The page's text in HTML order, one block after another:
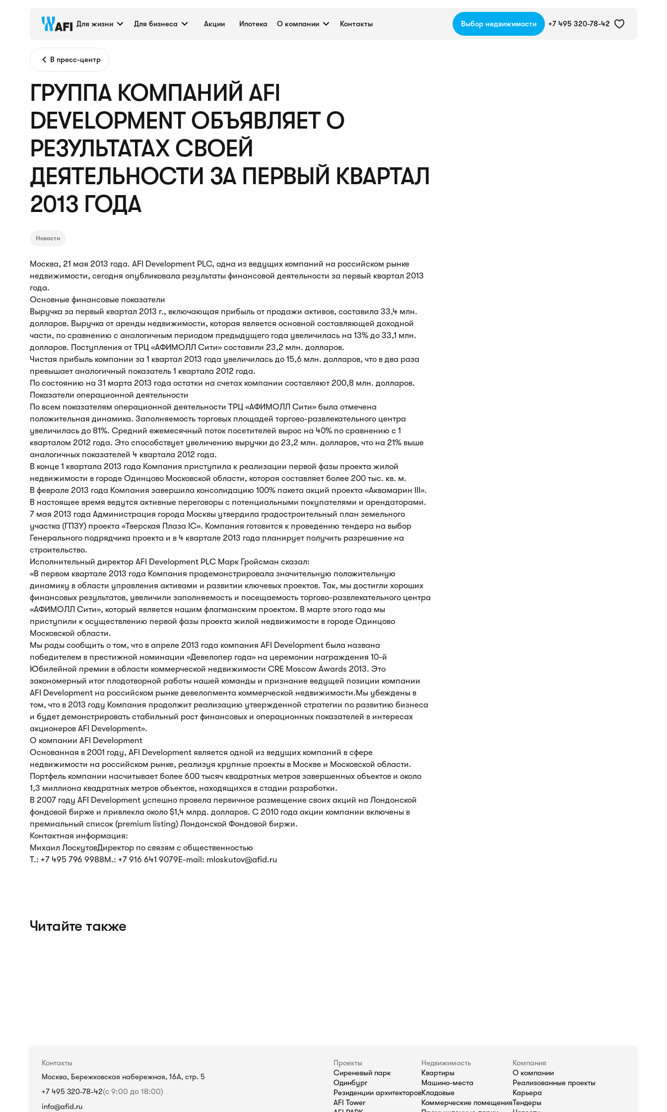
Для жизни Для бизнеса Акции Ипотека О компании Контакты Выбор недвижимости +7 495 320-78-42
В пресс-центр
ГРУППА КОМПАНИЙ AFI
DEVELOPMENT ОБЪЯВЛЯЕТ О
РЕЗУЛЬТАТАХ СВОЕЙ
ДЕЯТЕЛЬНОСТИ ЗА ПЕРВЫЙ КВАРТАЛ
2013 ГОДА
Новости
Москва, 21 мая 2013 года. AFI Development PLC, одна из ведущих компаний на российском рынке
недвижимости, сегодня опубликовала результаты финансовой деятельности за первый квартал 2013
года.
Основные финансовые показатели
Выручка за первый квартал 2013 г., включающая прибыль от продажи активов, составила 33,4 млн.
долларов. Выручка от аренды недвижимости, которая является основной составляющей доходной
части, по сравнению с аналогичным периодом предыдущего года увеличилась на 13% до 33,1 млн.
долларов. Поступления от ТРЦ «АФИМОЛЛ Сити» составили 23,2 млн. долларов.
Чистая прибыль компании за 1 квартал 2013 года увеличилась до 15,6 млн. долларов, что в два раза
превышает аналогичный показатель 1 квартала 2012 года.
По состоянию на 31 марта 2013 года остатки на счетах компании составляют 200,8 млн. долларов.
Показатели операционной деятельности
По всем показателям операционной деятельности ТРЦ «АФИМОЛЛ Сити» была отмечена
положительная динамика. Заполняемость торговых площадей торгово-развлекательного центра
увеличилась до 81%. Средний ежемесячный поток посетителей вырос на 40% по сравнению с 1
кварталом 2012 года. Это способствует увеличению выручки до 23,2 млн. долларов, что на 21% выше
аналогичных показателей 4 квартала 2012 года.
В конце 1 квартала 2013 года Компания приступила к реализации первой фазы проекта жилой
недвижимости в городе Одинцово Московской области, которая составляет более 200 тыс. кв. м.
В феврале 2013 года Компания завершила консолидацию 100% пакета акций проекта «Аквамарин III».
В настоящее время ведутся активные переговоры с потенциальными покупателями и арендаторами.
7 мая 2013 года Администрация города Москвы утвердила градостроительный план земельного
участка (ГПЗУ) проекта «Тверская Плаза IC». Компания готовится к проведению тендера на выбор
Генерального подрядчика проекта и в 4 квартале 2013 года планирует получить разрешение на
строительство.
Исполнительный директор AFI Development PLC Марк Гройсман сказал:
«В первом квартале 2013 года Компания продемонстрировала значительную положительную
динамику в области управления активами и развитии ключевых проектов. Так, мы достигли хороших
финансовых результатов, увеличили заполняемость и посещаемость торгово-развлекательного центра
«АФИМОЛЛ Сити», который является нашим флагманским проектом. В марте этого года мы
приступили к осуществлению первой фазы проекта жилой недвижимости в городе Одинцово
Московской области.
Мы рады сообщить о том, что в апреле 2013 года компания AFI Development была названа
победителем в престижной номинации «Девелопер года» на церемонии награждения 10-й
Юбилейной премии в области коммерческой недвижимости CRE Moscow Awards 2013. Это
закономерный итог плодотворной работы нашей команды и признание ведущей позиции компании
AFI Development на российском рынке девелопмента коммерческой недвижимости.Мы убеждены в
том, что в 2013 году Компания продолжит реализацию утвержденной стратегии по развитию бизнеса
и будет демонстрировать стабильный рост финансовых и операционных показателей в интересах
акционеров AFI Development».
О компании AFI Development
Основанная в 2001 году, AFI Development является одной из ведущих компаний в сфере
недвижимости на российском рынке, реализуя крупные проекты в Москве и Московской области.
Портфель компании насчитывает более 600 тысяч квадратных метров завершенных объектов и около
1,3 миллиона квадратных метров объектов, находящихся в стадии разработки.
В 2007 году AFI Development успешно провела первичное размещение своих акций на Лондонской
фондовой бирже и привлекла около $1,4 млрд. долларов. С 2010 года акции компании включены в
премиальный список (premium listing) Лондонской Фондовой биржи.
Контактная информация:
Михаил ЛоскутовДиректор по связям с общественностью
Т.: +7 495 796 9988М.: +7 916 641 9079E-mail: mloskutov@afid.ru
Читайте также
Контакты
Москва, Бережковская набережная, 16А, стр. 5
+7 495 320-78-42(с 9:00 до 18:00)
info@afid.ru
Проекты
Сиреневый парк
Одинбург
Резиденции архитекторов
AFI Tower
Недвижимость
Квартиры
Машино-места
Кладовые
Коммерческие помещения
Компания
О компании
Реализованные проекты
Карьера
Тендеры